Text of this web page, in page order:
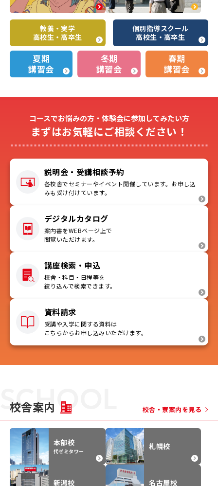
教養・実学
高校生・高卒生
個別指導スクール
高校生・高卒生
夏期
講習会
冬期
講習会
春期
講習会
コースでお悩みの方・体験会に参加してみたい方
まずはお気軽にご相談ください！
説明会・受講相談予約
各校舎でセミナーやイベント開催しています。お申し込
みも受け付けています。
デジタルカタログ
案内書をWEBページ上で
閲覧いただけます。
講座検索・申込
校舎・科目・日程等を
絞り込んで検索できます。
資料請求
受講や入学に関する資料は
こちらからお申し込みいただけます。
校舎案内 校舎・寮案内を見る
SCHOOL
本部校
代ゼミタワー
札幌校
新潟校 名古屋校